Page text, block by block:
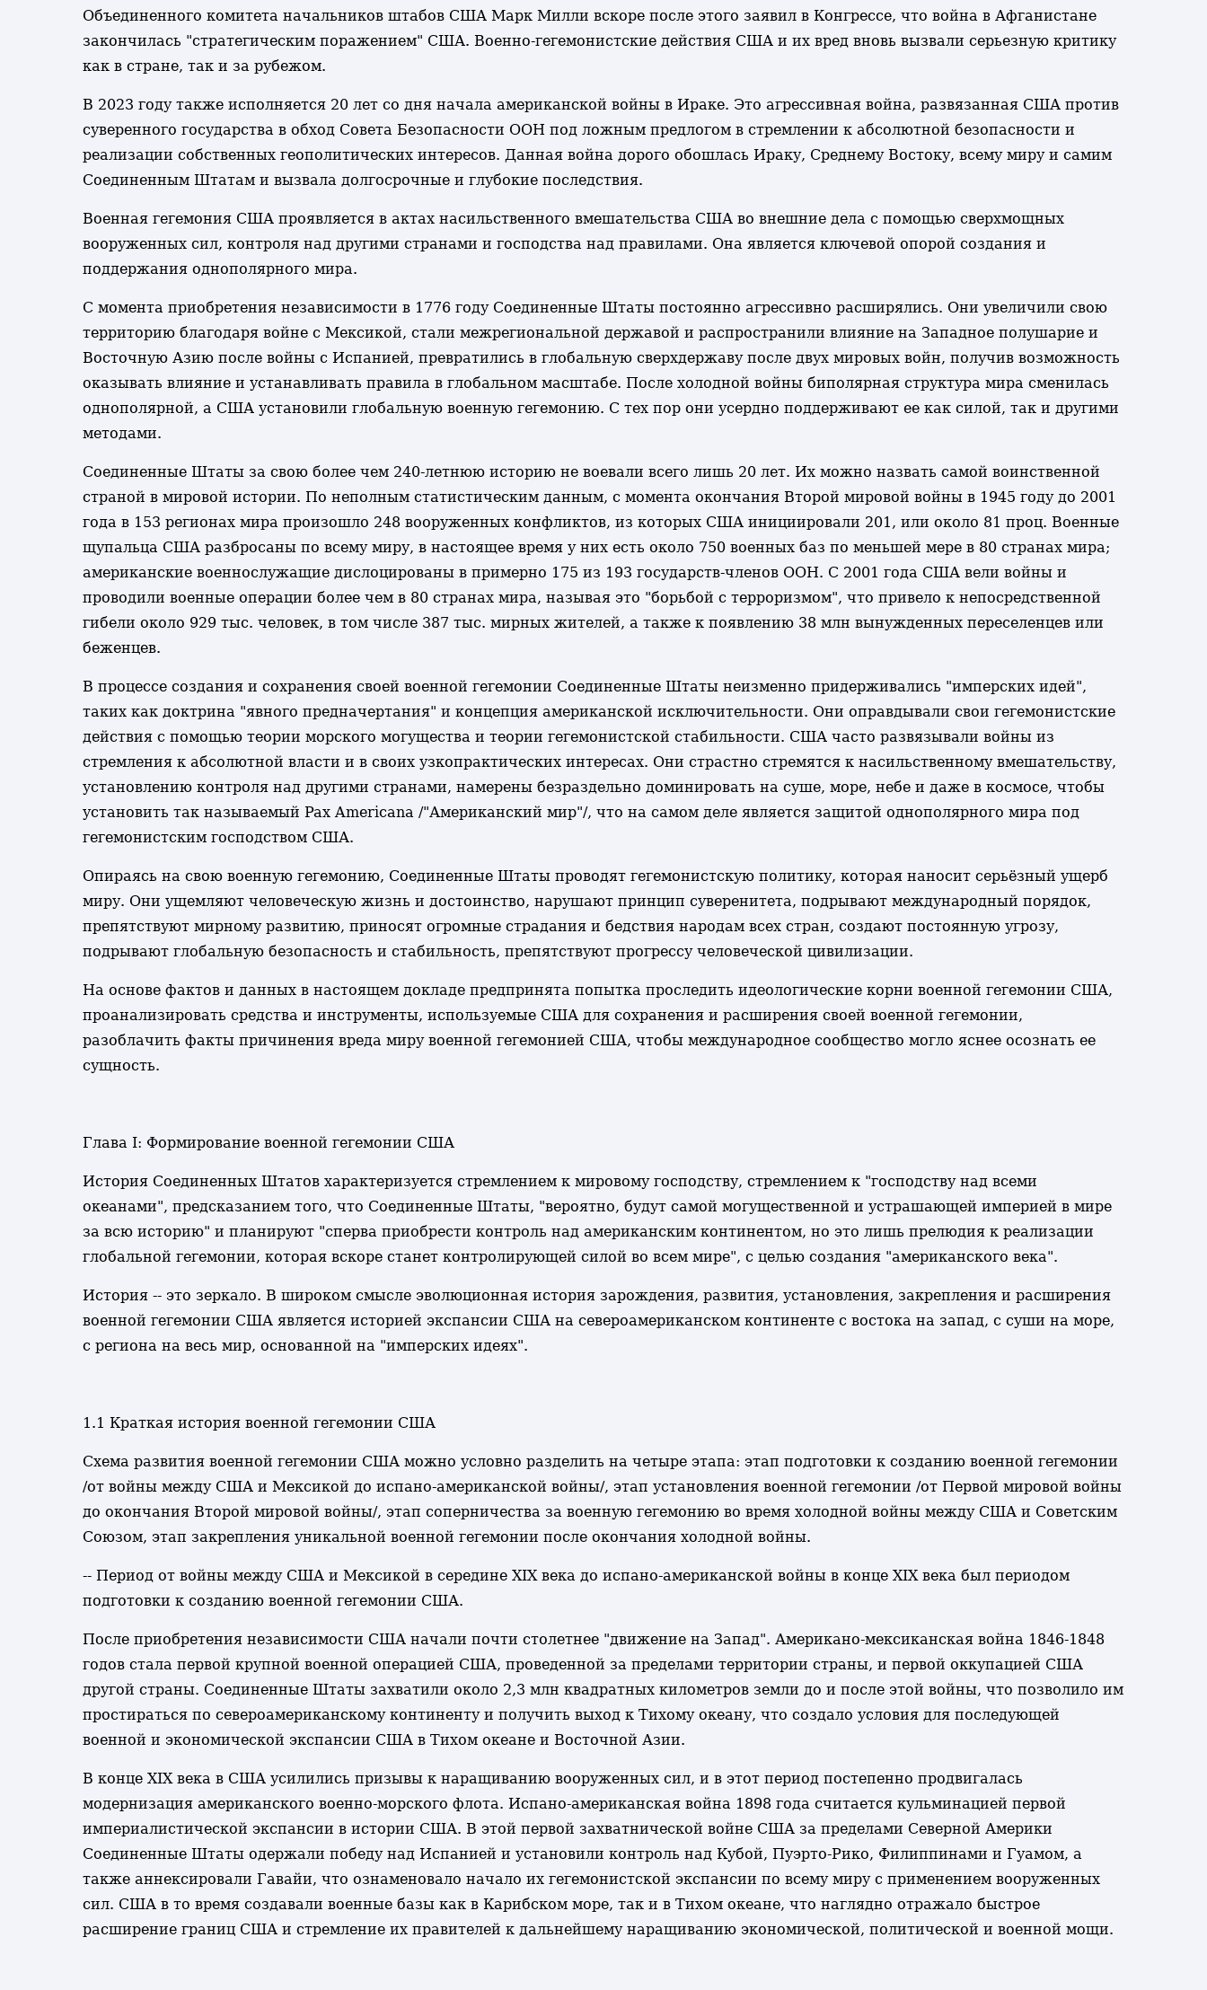
Объединенного комитета начальников штабов США Марк Милли вскоре после этого заявил в Конгрессе, что война в Афганистане
закончилась "стратегическим поражением" США. Военно-гегемонистские действия США и их вред вновь вызвали серьезную критику
как в стране, так и за рубежом.
В 2023 году также исполняется 20 лет со дня начала американской войны в Ираке. Это агрессивная война, развязанная США против
суверенного государства в обход Совета Безопасности ООН под ложным предлогом в стремлении к абсолютной безопасности и
реализации собственных геополитических интересов. Данная война дорого обошлась Ираку, Среднему Востоку, всему миру и самим
Соединенным Штатам и вызвала долгосрочные и глубокие последствия.
Военная гегемония США проявляется в актах насильственного вмешательства США во внешние дела с помощью сверхмощных
вооруженных сил, контроля над другими странами и господства над правилами. Она является ключевой опорой создания и
поддержания однополярного мира.
С момента приобретения независимости в 1776 году Соединенные Штаты постоянно агрессивно расширялись. Они увеличили свою
территорию благодаря войне с Мексикой, стали межрегиональной державой и распространили влияние на Западное полушарие и
Восточную Азию после войны с Испанией, превратились в глобальную сверхдержаву после двух мировых войн, получив возможность
оказывать влияние и устанавливать правила в глобальном масштабе. После холодной войны биполярная структура мира сменилась
однополярной, а США установили глобальную военную гегемонию. С тех пор они усердно поддерживают ее как силой, так и другими
методами.
Соединенные Штаты за свою более чем 240-летнюю историю не воевали всего лишь 20 лет. Их можно назвать самой воинственной
страной в мировой истории. По неполным статистическим данным, с момента окончания Второй мировой войны в 1945 году до 2001
года в 153 регионах мира произошло 248 вооруженных конфликтов, из которых США инициировали 201, или около 81 проц. Военные
щупальца США разбросаны по всему миру, в настоящее время у них есть около 750 военных баз по меньшей мере в 80 странах мира;
американские военнослужащие дислоцированы в примерно 175 из 193 государств-членов ООН. С 2001 года США вели войны и
проводили военные операции более чем в 80 странах мира, называя это "борьбой с терроризмом", что привело к непосредственной
гибели около 929 тыс. человек, в том числе 387 тыс. мирных жителей, а также к появлению 38 млн вынужденных переселенцев или
беженцев.
В процессе создания и сохранения своей военной гегемонии Соединенные Штаты неизменно придерживались "имперских идей",
таких как доктрина "явного предначертания" и концепция американской исключительности. Они оправдывали свои гегемонистские
действия с помощью теории морского могущества и теории гегемонистской стабильности. США часто развязывали войны из
стремления к абсолютной власти и в своих узкопрактических интересах. Они страстно стремятся к насильственному вмешательству,
установлению контроля над другими странами, намерены безраздельно доминировать на суше, море, небе и даже в космосе, чтобы
установить так называемый Pax Americana /"Американский мир"/, что на самом деле является защитой однополярного мира под
гегемонистским господством США.
Опираясь на свою военную гегемонию, Соединенные Штаты проводят гегемонистскую политику, которая наносит серьёзный ущерб
миру. Они ущемляют человеческую жизнь и достоинство, нарушают принцип суверенитета, подрывают международный порядок,
препятствуют мирному развитию, приносят огромные страдания и бедствия народам всех стран, создают постоянную угрозу,
подрывают глобальную безопасность и стабильность, препятствуют прогрессу человеческой цивилизации.
На основе фактов и данных в настоящем докладе предпринята попытка проследить идеологические корни военной гегемонии США,
проанализировать средства и инструменты, используемые США для сохранения и расширения своей военной гегемонии,
разоблачить факты причинения вреда миру военной гегемонией США, чтобы международное сообщество могло яснее осознать ее
сущность.
Глава I: Формирование военной гегемонии США
История Соединенных Штатов характеризуется стремлением к мировому господству, стремлением к "господству над всеми
океанами", предсказанием того, что Соединенные Штаты, "вероятно, будут самой могущественной и устрашающей империей в мире
за всю историю" и планируют "сперва приобрести контроль над американским континентом, но это лишь прелюдия к реализации
глобальной гегемонии, которая вскоре станет контролирующей силой во всем мире", с целью создания "американского века".
История -- это зеркало. В широком смысле эволюционная история зарождения, развития, установления, закрепления и расширения
военной гегемонии США является историей экспансии США на североамериканском континенте с востока на запад, с суши на море,
с региона на весь мир, основанной на "имперских идеях".
1.1 Краткая история военной гегемонии США
Схема развития военной гегемонии США можно условно разделить на четыре этапа: этап подготовки к созданию военной гегемонии
/от войны между США и Мексикой до испано-американской войны/, этап установления военной гегемонии /от Первой мировой войны
до окончания Второй мировой войны/, этап соперничества за военную гегемонию во время холодной войны между США и Советским
Союзом, этап закрепления уникальной военной гегемонии после окончания холодной войны.
-- Период от войны между США и Мексикой в середине XIX века до испано-американской войны в конце XIX века был периодом
подготовки к созданию военной гегемонии США.
После приобретения независимости США начали почти столетнее "движение на Запад". Американо-мексиканская война 1846-1848
годов стала первой крупной военной операцией США, проведенной за пределами территории страны, и первой оккупацией США
другой страны. Соединенные Штаты захватили около 2,3 млн квадратных километров земли до и после этой войны, что позволило им
простираться по североамериканскому континенту и получить выход к Тихому океану, что создало условия для последующей
военной и экономической экспансии США в Тихом океане и Восточной Азии.
В конце XIX века в США усилились призывы к наращиванию вооруженных сил, и в этот период постепенно продвигалась
модернизация американского военно-морского флота. Испано-американская война 1898 года считается кульминацией первой
империалистической экспансии в истории США. В этой первой захватнической войне США за пределами Северной Америки
Соединенные Штаты одержали победу над Испанией и установили контроль над Кубой, Пуэрто-Рико, Филиппинами и Гуамом, а
также аннексировали Гавайи, что ознаменовало начало их гегемонистской экспансии по всему миру с применением вооруженных
сил. США в то время создавали военные базы как в Карибском море, так и в Тихом океане, что наглядно отражало быстрое
расширение границ США и стремление их правителей к дальнейшему наращиванию экономической, политической и военной мощи.